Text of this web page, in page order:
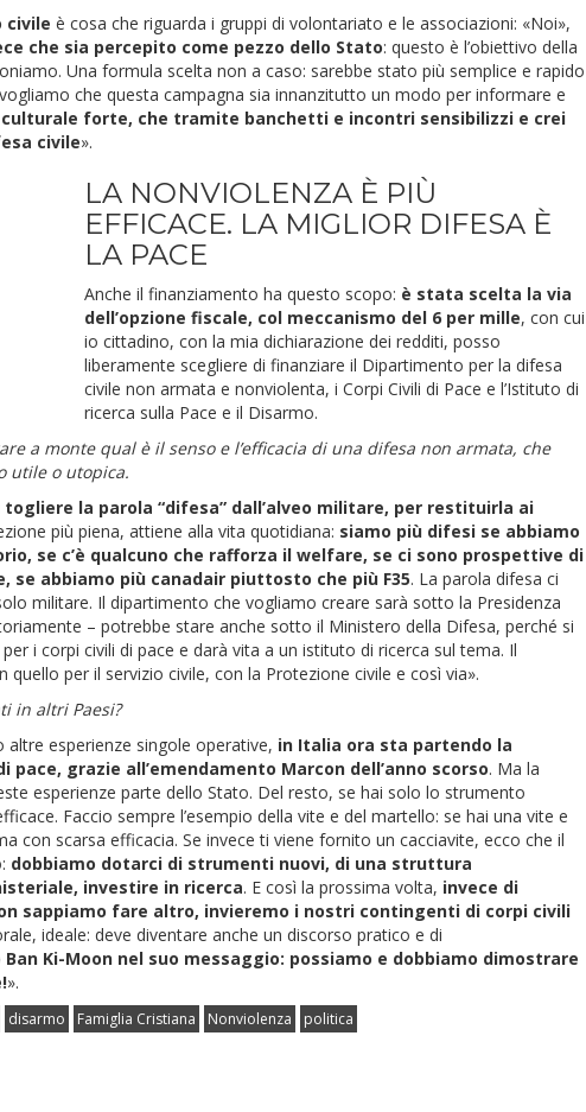
civile è cosa che riguarda i gruppi di volontariato e le associazioni: «Noi»,
che sia percepito come pezzo dello Stato: questo è l’obiettivo della
Una formula scelta non a caso: sarebbe stato più semplice e rapido
che questa campagna sia innanzitutto un modo per informare e
forte, che tramite banchetti e incontri sensibilizzi e crei
civile».
LA NONVIOLENZA È PIÙ
EFFICACE. LA MIGLIOR DIFESA È
LA PACE
Anche il finanziamento ha questo scopo: è stata scelta la via
dell’opzione fiscale, col meccanismo del 6 per mille, con cui
io cittadino, con la mia dichiarazione dei redditi, posso
liberamente scegliere di finanziare il Dipartimento per la difesa
civile non armata e nonviolenta, i Corpi Civili di Pace e l’Istituto di
ricerca sulla Pace e il Disarmo.
a monte qual è il senso e l’efficacia di una difesa non armata, che
utile o utopica.
la parola “difesa” dall’alveo militare, per restituirla ai
più piena, attiene alla vita quotidiana: siamo più difesi se abbiamo
se c’è qualcuno che rafforza il welfare, se ci sono prospettive di
se abbiamo più canadair piuttosto che più F35. La parola difesa ci
militare. Il dipartimento che vogliamo creare sarà sotto la Presidenza
– potrebbe stare anche sotto il Ministero della Difesa, perché si
i corpi civili di pace e darà vita a un istituto di ricerca sul tema. Il
per il servizio civile, con la Protezione civile e così via».
in altri Paesi?
esperienze singole operative, in Italia ora sta partendo la
grazie all’emendamento Marcon dell’anno scorso. Ma la
esperienze parte dello Stato. Del resto, se hai solo lo strumento
Faccio sempre l’esempio della vite e del martello: se hai una vite e
con scarsa efficacia. Se invece ti viene fornito un cacciavite, ecco che il
dobbiamo dotarci di strumenti nuovi, di una struttura
investire in ricerca. E così la prossima volta, invece di
sappiamo fare altro, invieremo i nostri contingenti di corpi civili
ideale: deve diventare anche un discorso pratico e di
Ki-Moon nel suo messaggio: possiamo e dobbiamo dimostrare
».
disarmo Famiglia Cristiana Nonviolenza politica